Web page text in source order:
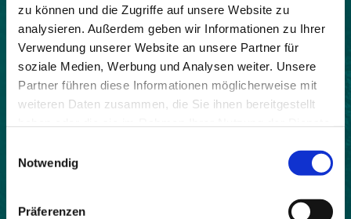
zu können und die Zugriffe auf unsere Website zu
analysieren. Außerdem geben wir Informationen zu Ihrer
Verwendung unserer Website an unsere Partner für
soziale Medien, Werbung und Analysen weiter. Unsere
Partner führen diese Informationen möglicherweise mit
weiteren Daten zusammen, die Sie ihnen bereitgestellt
Notwendig
Präferenzen
Land:
Beitrittsjahr: